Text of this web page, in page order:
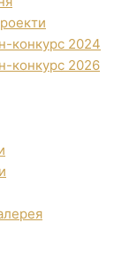
конкурс 2024
конкурс 2026